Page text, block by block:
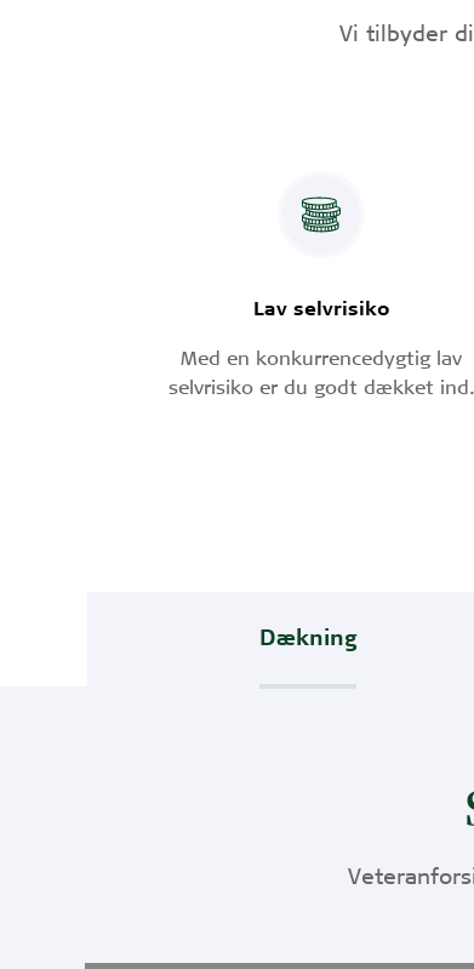
Vi tilbyder
Lav selvrisiko
Med en konkurrencedygtig lav
selvrisiko er du godt dækket ind.
Dækning